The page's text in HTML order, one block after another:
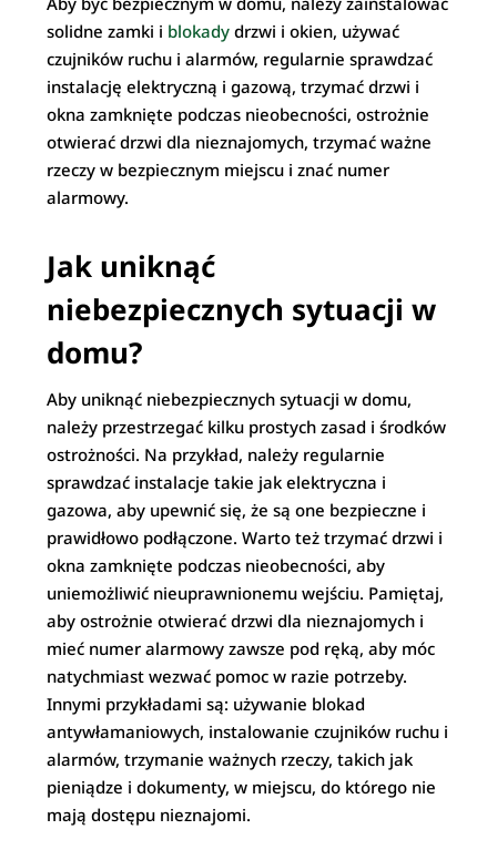
solidne zamki i blokady drzwi i okien, używać
czujników ruchu i alarmów, regularnie sprawdzać
instalację elektryczną i gazową, trzymać drzwi i
okna zamknięte podczas nieobecności, ostrożnie
otwierać drzwi dla nieznajomych, trzymać ważne
rzeczy w bezpiecznym miejscu i znać numer
alarmowy.
Jak uniknąć
niebezpiecznych sytuacji w
domu?
Aby uniknąć niebezpiecznych sytuacji w domu,
należy przestrzegać kilku prostych zasad i środków
ostrożności. Na przykład, należy regularnie
sprawdzać instalacje takie jak elektryczna i
gazowa, aby upewnić się, że są one bezpieczne i
prawidłowo podłączone. Warto też trzymać drzwi i
okna zamknięte podczas nieobecności, aby
uniemożliwić nieuprawnionemu wejściu. Pamiętaj,
aby ostrożnie otwierać drzwi dla nieznajomych i
mieć numer alarmowy zawsze pod ręką, aby móc
natychmiast wezwać pomoc w razie potrzeby.
Innymi przykładami są: używanie blokad
antywłamaniowych, instalowanie czujników ruchu i
alarmów, trzymanie ważnych rzeczy, takich jak
pieniądze i dokumenty, w miejscu, do którego nie
mają dostępu nieznajomi.